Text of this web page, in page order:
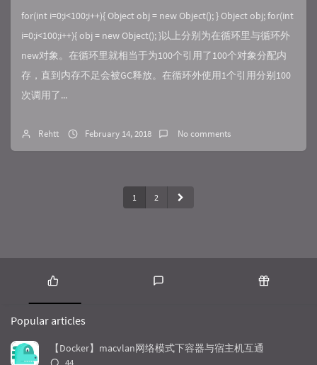
for(int i=0;i<100;i++){ Object obj = new Object(); } Object obj; for(int
i=0;i<100;i++){ obj = new Object(); }以上分别为在循环里与循环外
new对象。在循环里就相当于为100个引用了100个对象分配内
存，直到内存不足会被GC释放。在循环外使用1个引用分别100
次调用了...
Rehtt February 14, 2018 No comments
1 2
P
p
u
l
e
s
Popular articles
【Docker】macvlan网络模式下容器与宿主机互通
评
44